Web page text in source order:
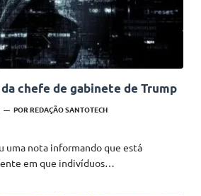
chefe de gabinete de Trump
POR REDAÇÃO SANTOTECH
uma nota informando que está
em que indivíduos…